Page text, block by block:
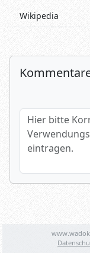
Wikipedia
Hier bitte
Spamtest: 2+1=?